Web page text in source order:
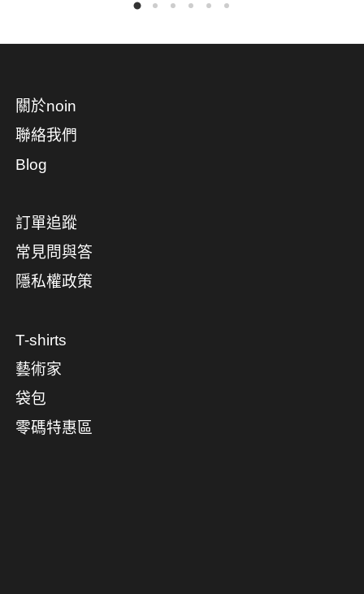
關於noin
聯絡我們
Blog
訂單追蹤
常見問與答
隱私權政策
T-shirts
藝術家
袋包
零碼特惠區